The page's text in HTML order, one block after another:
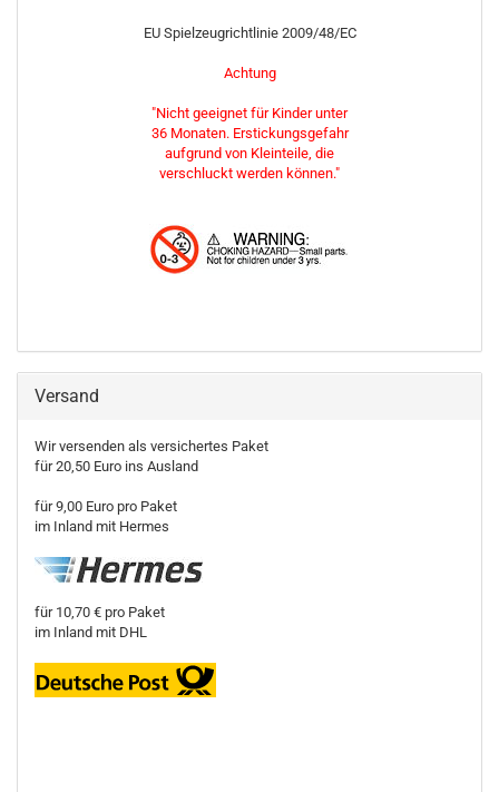
EU Spielzeugrichtlinie 2009/48/EC
Achtung
"Nicht geeignet für Kinder unter
36 Monaten. Erstickungsgefahr
aufgrund von Kleinteile, die
verschluckt werden können."
Versand
Wir versenden als versichertes Paket
für 20,50 Euro ins Ausland
für 9,00 Euro pro Paket
im Inland mit Hermes
für 10,70 € pro Paket
im Inland mit DHL